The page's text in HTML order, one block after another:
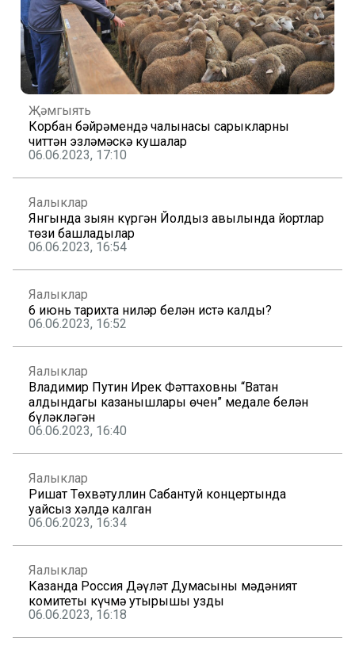
Җәмгыять
Корбан бәйрәмендә чалынасы сарыкларны
читтән эзләмәскә кушалар
06.06.2023, 17:10
Яңалыклар
Янгында зыян күргән Йолдыз авылында йортлар
төзи башладылар
06.06.2023, 16:54
Яңалыклар
6 июнь тарихта ниләр белән истә калды?
06.06.2023, 16:52
Яңалыклар
Владимир Путин Ирек Фәттаховны “Ватан
алдындагы казанышлары өчен” медале белән
бүләкләгән
06.06.2023, 16:40
Яңалыклар
Ришат Төхвәтуллин Сабантуй концертында
уңайсыз хәлдә калган
06.06.2023, 16:34
Яңалыклар
Казанда Россия Дәүләт Думасының мәдәният
комитеты күчмә утырышы узды
06.06.2023, 16:18